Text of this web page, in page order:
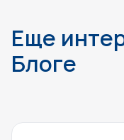
Еще
Блоге